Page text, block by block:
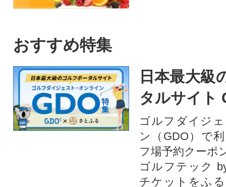
おすすめ特集
日本最大級
タルサイト
ゴルフダイジ
ン（GDO）で
フ場予約クーポ
ゴルフテック
チケットをふ